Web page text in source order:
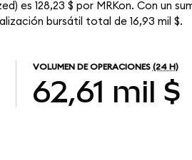
es 128,23 $ por MRKon. Con un
bursátil total de 16,93 mil $.
VOLUMEN DE OPERACIONES (24 H)
62,61 mil $